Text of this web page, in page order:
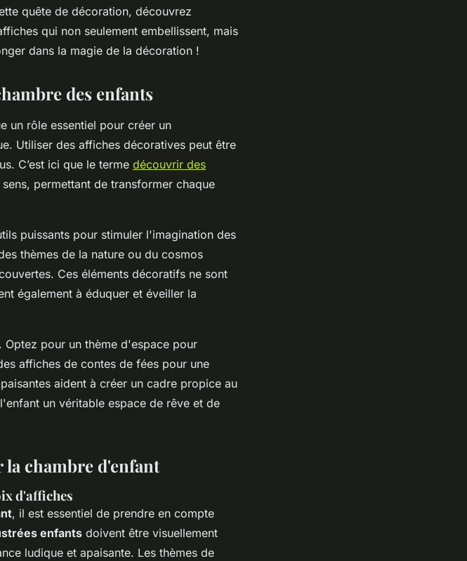
quête de décoration, découvrez
qui non seulement embellissent, mais
dans la magie de la décoration !
des enfants
un rôle essentiel pour créer un
Utiliser des affiches décoratives peut être
C’est ici que le terme découvrir des
permettant de transformer chaque
puissants pour stimuler l'imagination des
thèmes de la nature ou du cosmos
Ces éléments décoratifs ne sont
également à éduquer et éveiller la
Optez pour un thème d'espace pour
affiches de contes de fées pour une
aident à créer un cadre propice au
un véritable espace de rêve et de
chambre d'enfant
d'affiches
, il est essentiel de prendre en compte
enfants doivent être visuellement
ludique et apaisante. Les thèmes de